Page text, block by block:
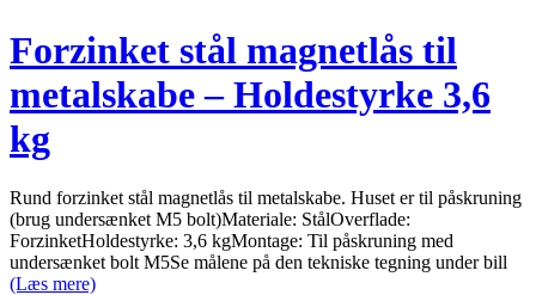
Forzinket stål magnetlås til
metalskabe – Holdestyrke 3,6
kg
Rund forzinket stål magnetlås til metalskabe. Huset er til påskruning
(brug undersænket M5 bolt)Materiale: StålOverflade:
ForzinketHoldestyrke: 3,6 kgMontage: Til påskruning med
undersænket bolt M5Se målene på den tekniske tegning under bill
(Læs mere)